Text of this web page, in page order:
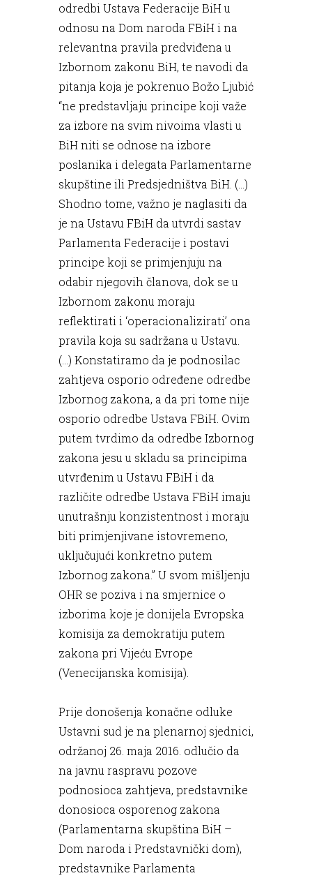
odredbi Ustava Federacije BiH u
odnosu na Dom naroda FBiH i na
relevantna pravila predviđena u
Izbornom zakonu BiH, te navodi da
pitanja koja je pokrenuo Božo Ljubić
“ne predstavljaju principe koji važe
za izbore na svim nivoima vlasti u
BiH niti se odnose na izbore
poslanika i delegata Parlamentarne
skupštine ili Predsjedništva BiH. (...)
Shodno tome, važno je naglasiti da
je na Ustavu FBiH da utvrdi sastav
Parlamenta Federacije i postavi
principe koji se primjenjuju na
odabir njegovih članova, dok se u
Izbornom zakonu moraju
reflektirati i ‘operacionalizirati’ ona
pravila koja su sadržana u Ustavu.
(...) Konstatiramo da je podnosilac
zahtjeva osporio određene odredbe
Izbornog zakona, a da pri tome nije
osporio odredbe Ustava FBiH. Ovim
putem tvrdimo da odredbe Izbornog
zakona jesu u skladu sa principima
utvrđenim u Ustavu FBiH i da
različite odredbe Ustava FBiH imaju
unutrašnju konzistentnost i moraju
biti primjenjivane istovremeno,
uključujući konkretno putem
Izbornog zakona.” U svom mišljenju
OHR se poziva i na smjernice o
izborima koje je donijela Evropska
komisija za demokratiju putem
zakona pri Vijeću Evrope
(Venecijanska komisija).
Prije donošenja konačne odluke
Ustavni sud je na plenarnoj sjednici,
održanoj 26. maja 2016. odlučio da
na javnu raspravu pozove
podnosioca zahtjeva, predstavnike
donosioca osporenog zakona
(Parlamentarna skupština BiH –
Dom naroda i Predstavnički dom),
predstavnike Parlamenta